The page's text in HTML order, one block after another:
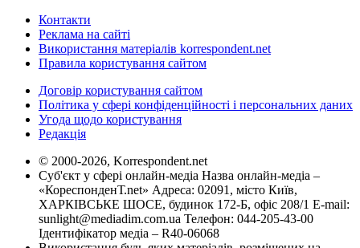
Контакти
Реклама на сайті
Використання матеріалів korrespondent.net
Правила користування сайтом
Договір користування сайтом
Політика у сфері конфіденційності і персональних даних
Угода щодо користування
Редакція
© 2000-2026, Korrespondent.net
Суб'єкт у сфері онлайн-медіа Назва онлайн-медіа –
«КореспонденТ.net» Адреса: 02091, місто Київ,
ХАРКІВСЬКЕ ШОСЕ, будинок 172-Б, офіс 208/1 E-mail:
sunlight@mediadim.com.ua Телефон: 044-205-43-00
Ідентифікатор медіа – R40-06068